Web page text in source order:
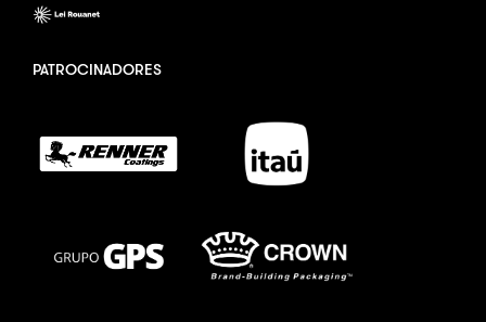
PATROCINADORES